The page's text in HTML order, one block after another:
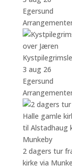
Egersund
3 aug 26
Egersund
2 dagers tur
kirke via